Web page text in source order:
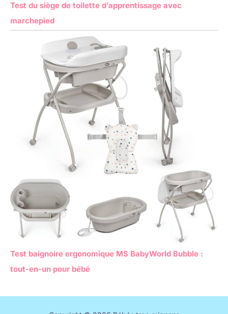
Test du siège de toilette d’apprentissage avec
marchepied
Test baignoire ergonomique MS BabyWorld Bubble :
tout-en-un pour bébé